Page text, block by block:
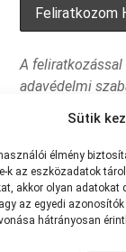
Sütik
élmény
k az eszközadatok
, akkor olyan adatokat
az egyedi azonosítók
hátrányosan
A
adavédelmi